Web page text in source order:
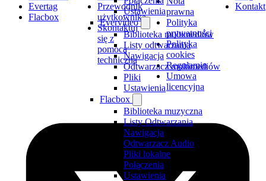
Ustawienia
Evervideo
Biblioteka multimediów
Listy odtwarzania
Nawigacja
Odtwarzacz multimediów
Pliki
Ustawienia
Flacbox
Biblioteka muzyczna
Listy Odtwarzania
Nawigacja
Odtwarzacz Audio
Pliki lokalne
Połączenia
Ustawienia
Evertag
Flacbox
Przewodnik
użytkownika
Skontaktuj
się z
pomocą
techniczną
prawna
Polityka
prywatności
Polityka
cookies
Regulamin
Umowa
licencyjna
Kontakt